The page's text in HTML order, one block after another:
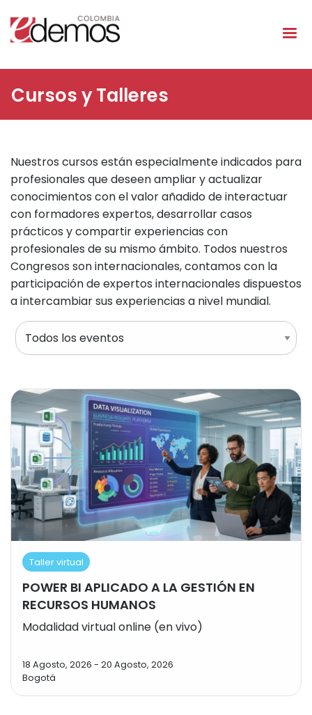
Cursos y Talleres
Nuestros cursos están especialmente indicados para
profesionales que deseen ampliar y actualizar
conocimientos con el valor añadido de interactuar
con formadores expertos, desarrollar casos
prácticos y compartir experiencias con
profesionales de su mismo ámbito. Todos nuestros
Congresos son internacionales, contamos con la
participación de expertos internacionales dispuestos
a intercambiar sus experiencias a nivel mundial.
Taller virtual
POWER BI APLICADO A LA GESTIÓN EN
RECURSOS HUMANOS
Modalidad virtual online (en vivo)
18 Agosto, 2026 - 20 Agosto, 2026
Bogotá